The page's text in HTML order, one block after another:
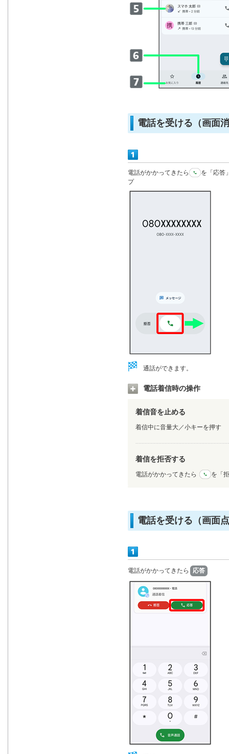
電話を受ける（画面
電話がかかってきたら
を「応答
プ
通話ができます。
電話着信時の操作
着信音を止める
着信中に音量大／小キーを押す
着信を拒否する
電話がかかってきたら を「
電話を受ける（画面
電話がかかってきたら 応答